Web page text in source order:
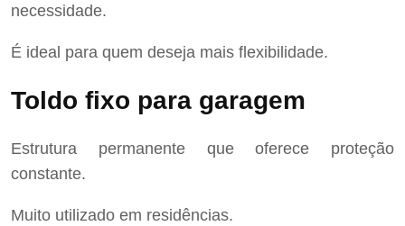
necessidade.
É ideal para quem deseja mais flexibilidade.
Toldo fixo para garagem
Estrutura permanente que oferece proteção
constante.
Muito utilizado em residências.